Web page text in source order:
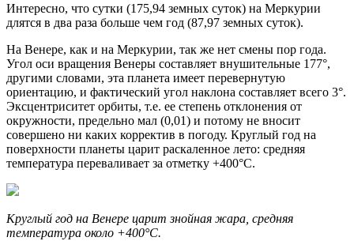
Интересно, что сутки (175,94 земных суток) на Меркурии
длятся в два раза больше чем год (87,97 земных суток).
На Венере, как и на Меркурии, так же нет смены пор года.
Угол оси вращения Венеры составляет внушительные 177°,
другими словами, эта планета имеет перевернутую
ориентацию, и фактический угол наклона составляет всего 3°.
Эксцентриситет орбиты, т.е. ее степень отклонения от
окружности, предельно мал (0,01) и потому не вносит
совершено ни каких корректив в погоду. Круглый год на
поверхности планеты царит раскаленное лето: средняя
температура переваливает за отметку +400°C.
Круглый год на Венере царит знойная жара, средняя
температура около +400°C.